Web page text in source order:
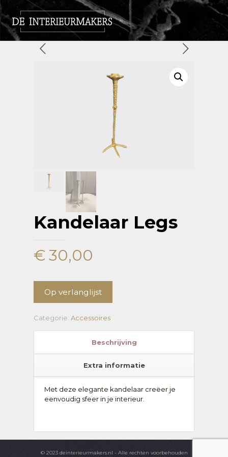
Kandelaar Legs
€30,00
Op verlanglijst
Categorie: Accessoires
Beschrijving
Extra informatie
Met deze elegante kandelaar creëer je
eenvoudig sfeer in je interieur.
© 2023 deinterieurmakers.nl - Alle rechten voorbehouden